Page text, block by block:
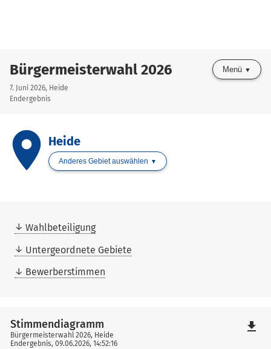
Bürgermeisterwahl 2026
7. Juni 2026, Heide
Endergebnis
Menü
placeHeide
Anderes Gebiet auswählen
Wahlbeteiligung
Untergeordnete Gebiete
Bewerberstimmen
Stimmendiagramm
Bürgermeisterwahl 2026, Heide
Endergebnis, 09.06.2026, 14:52:16
file_download